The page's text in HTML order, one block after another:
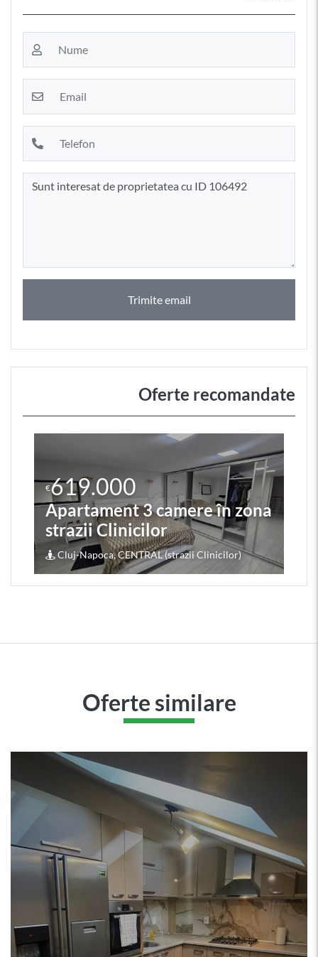
Trimite email
Oferte recomandate
€619.000
Apartament 3 camere în zona
strazii Clinicilor
Cluj-Napoca, CENTRAL (strazii Clinicilor)
Oferte similare
229.000
Apartament 3 camere în zona
BORHANCI